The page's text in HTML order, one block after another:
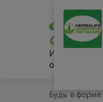
Интернет-
образе жизни
Будь в форме